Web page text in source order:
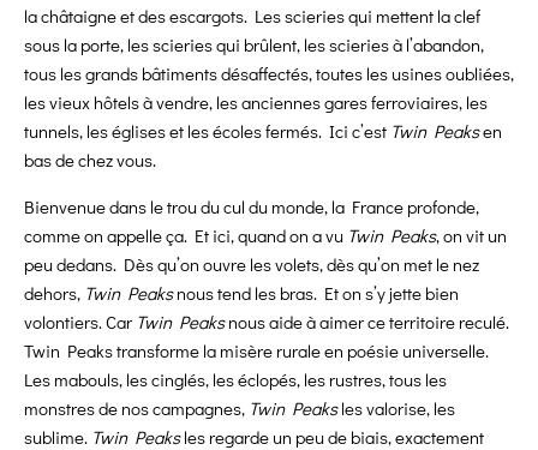
la châtaigne et des escargots. Les scieries qui mettent la clef
sous la porte, les scieries qui brûlent, les scieries à l’abandon,
tous les grands bâtiments désaffectés, toutes les usines oubliées,
les vieux hôtels à vendre, les anciennes gares ferroviaires, les
tunnels, les églises et les écoles fermés. Ici c’est Twin Peaksen
bas de chez vous.
Bienvenue dans le trou du cul du monde, la France profonde,
comme on appelle ça. Et ici, quand on a vu Twin Peaks, on vit un
peu dedans. Dès qu’on ouvre les volets, dès qu’on met le nez
dehors, Twin Peaksnous tend les bras. Et on s’y jette bien
volontiers. Car Twin Peaksnous aide à aimer ce territoire reculé.
Twin Peaks transforme la misère rurale en poésie universelle.
Les mabouls, les cinglés, les éclopés, les rustres, tous les
monstres de nos campagnes, Twin Peaksles valorise, les
sublime. Twin Peaksles regarde un peu de biais, exactement